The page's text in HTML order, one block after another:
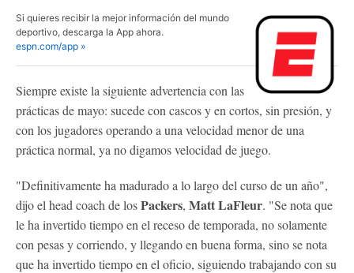
Si quieres recibir la mejor información del mundo
deportivo, descarga la App ahora.
espn.com/app »
Siempre existe la siguiente advertencia con las
prácticas de mayo: sucede con cascos y en cortos, sin presión, y
con los jugadores operando a una velocidad menor de una
práctica normal, ya no digamos velocidad de juego.
"Definitivamente ha madurado a lo largo del curso de un año",
dijo el head coach de losPackers, Matt LaFleur. "Se nota que
le ha invertido tiempo en el receso de temporada, no solamente
con pesas y corriendo, y llegando en buena forma, sino se nota
que ha invertido tiempo en el oficio, siguiendo trabajando con su